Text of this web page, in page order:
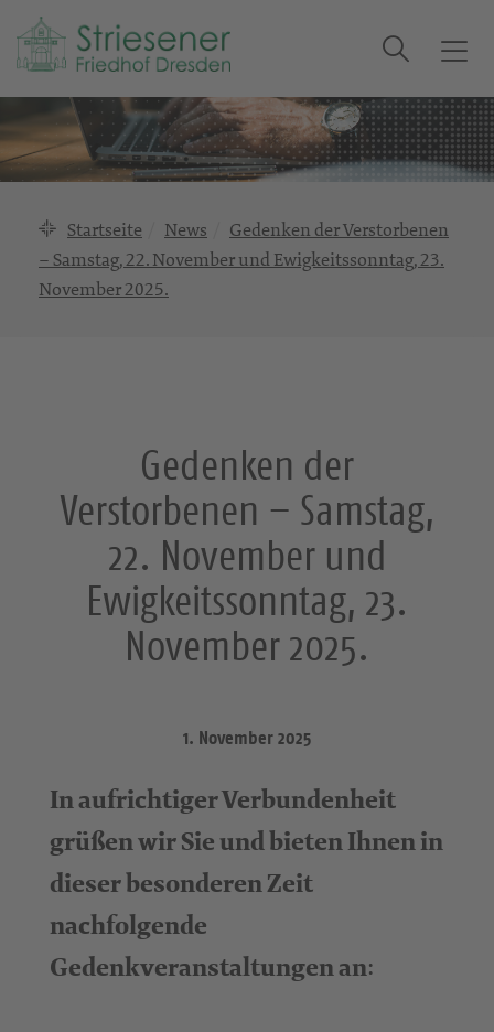
T
g
g
l
Suche
Startseite News
Gedenken der Verstorbenen
– Samstag, 22. November und Ewigkeitssonntag, 23.
November 2025.
Gedenken der
Verstorbenen – Samstag,
22. November und
Ewigkeitssonntag, 23.
November 2025.
1. November 2025
In aufrichtiger Verbundenheit
grüßen wir Sie und bieten Ihnen in
dieser besonderen Zeit
nachfolgende
Gedenkveranstaltungen an: